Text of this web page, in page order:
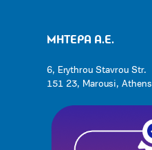
ΜΗΤΕΡΑ Α.Ε.
6, Erythrou Stavrou Str.
151 23, Marousi, Athens